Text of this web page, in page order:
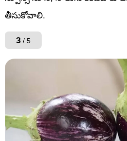
తీసుకోవాలి.
3 / 5